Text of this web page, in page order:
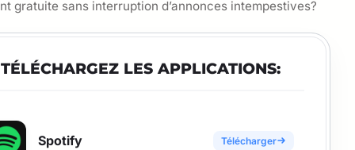
gratuite sans interruption d’annonces intempestives?
TÉLÉCHARGEZ LES APPLICATIONS:
Spotify Télécharger